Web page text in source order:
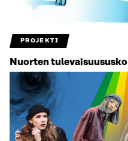
PROJEKTI
Nuorten tulevaisuususko